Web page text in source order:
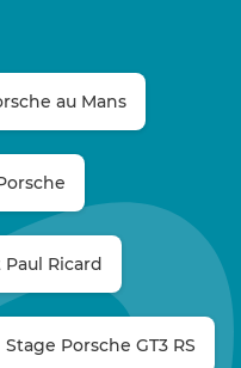
au Mans
Ricard
Stage Porsche GT3 RS